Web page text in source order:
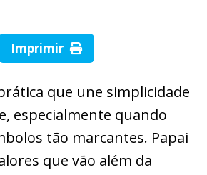
Imprimir
que une simplicidade
especialmente quando
tão marcantes. Papai
que vão além da